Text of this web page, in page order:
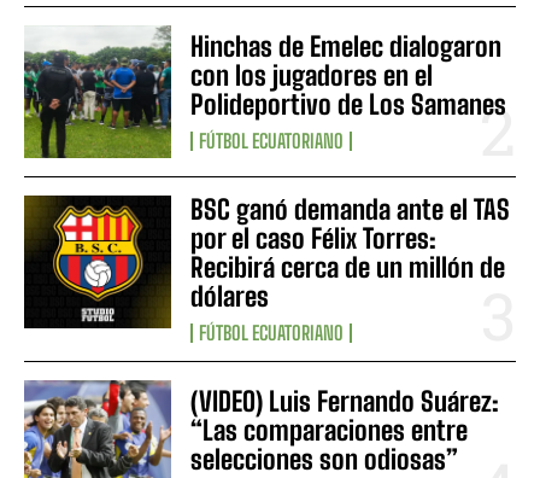
Hinchas de Emelec dialogaron
con los jugadores en el
Polideportivo de Los Samanes
FÚTBOL ECUATORIANO
BSC ganó demanda ante el TAS
por el caso Félix Torres:
Recibirá cerca de un millón de
dólares
FÚTBOL ECUATORIANO
(VIDEO) Luis Fernando Suárez:
“Las comparaciones entre
selecciones son odiosas”